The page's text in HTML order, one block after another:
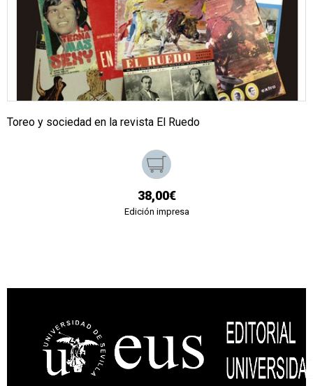
Toreo y sociedad en la revista El Ruedo
38,00€
Edición impresa